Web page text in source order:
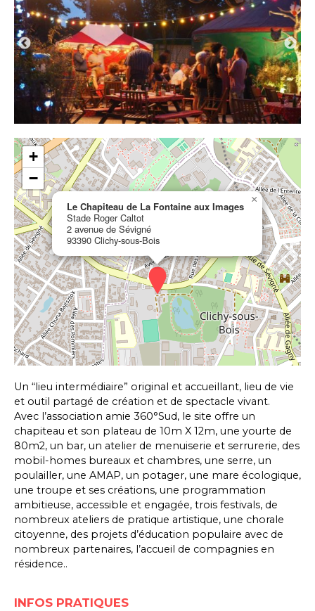
Adhérer au réseau
Cartographie
Les lieux membres
Les structures accompagnées
Les membres associés
RESSOURCES
Actualités / Focus
Outils administratifs
Accompagnement artistique
Annuaire des lieux de résidence artistique
Sur Un Plateau
Une Petite Part
Formations
EMPLOIS ET STAGES
Le Chapiteau de La Fontaine aux Images
Stade Roger Caltot
2 avenue de Sévigné
93390 Clichy-sous-Bois
×
+
−
Leaflet, ©OpenStreetMapcontributeurs
Un “lieu intermédiaire” original et accueillant, lieu de vie
et outil partagé de création et de spectacle vivant.
Avec l’association amie 360°Sud, le site offre un
chapiteau et son plateau de 10m X 12m, une yourte de
80m2, un bar, un atelier de menuiserie et serrurerie, des
mobil-homes bureaux et chambres, une serre, un
poulailler, une AMAP, un potager, une mare écologique,
une troupe et ses créations, une programmation
ambitieuse, accessible et engagée, trois festivals, de
nombreux ateliers de pratique artistique, une chorale
citoyenne, des projets d’éducation populaire avec de
nombreux partenaires, l’accueil de compagnies en
résidence..
INFOS PRATIQUES